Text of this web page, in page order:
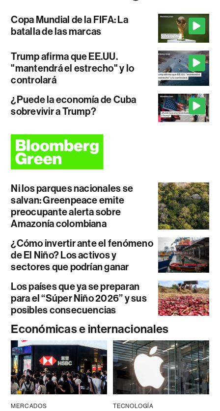
Copa Mundial de la FIFA: La
batalla de las marcas
Trump afirma que EE.UU.
"mantendrá el estrecho" y lo
controlará
¿Puede la economía de Cuba
sobrevivir a Trump?
Ni los parques nacionales se
salvan: Greenpeace emite
preocupante alerta sobre
Amazonía colombiana
¿Cómo invertir ante el fenómeno
de El Niño? Los activos y
sectores que podrían ganar
Los países que ya se preparan
para el “Súper Niño 2026” y sus
posibles consecuencias
Económicas e internacionales
MERCADOS TECNOLOGÍA